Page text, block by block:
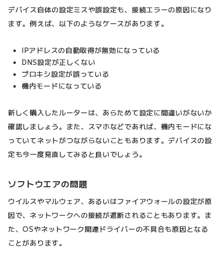
デバイス自体の設定ミスや誤設定も、接続エラーの原因になり
ます。例えば、以下のようなケースがあります。
IPアドレスの自動取得が無効になっている
DNS設定が正しくない
プロキシ設定が誤っている
機内モードになっている
新しく購入したルーターは、あらためて設定に間違いがないか
確認しましょう。また、スマホなどであれば、機内モードにな
っていてネットがつながらないこともあります。デバイスの設
定も今一度見直してみると良いでしょう。
ソフトウエアの問題
ウイルスやマルウェア、あるいはファイアウォールの設定が原
因で、ネットワークへの接続が遮断されることもあります。ま
た、OSやネットワーク関連ドライバーの不具合も原因となる
ことがあります。